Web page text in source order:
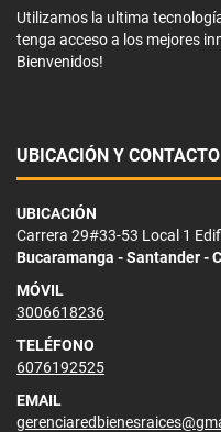
Utilizamos la ultima
tenga acceso a los mejores
Bienvenidos!
UBICACIÓN Y CONTACTO
UBICACIÓN
Carrera 29#33-53 Local 1
Bucaramanga - Santander -
MÓVIL
3006618236
TELÉFONO
6076192525
EMAIL